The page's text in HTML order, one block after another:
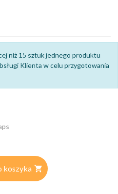
niż 15 sztuk jednego produktu
Klienta w celu przygotowania
koszyka 